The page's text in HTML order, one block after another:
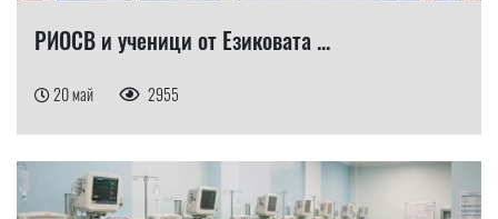
РИОСВ и ученици от Езиковата ...
20 май 2955